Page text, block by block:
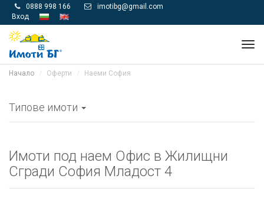
 0888 998 166 
imotibg@gmail.com
Вход
Начало Оферти Наеми София
Типове имоти
Имоти под наем Офис в Жилищни
Сгради София Младост 4